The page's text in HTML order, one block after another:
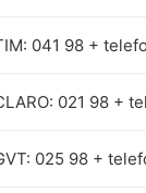
041 98 +
021 98 +
025 98 +